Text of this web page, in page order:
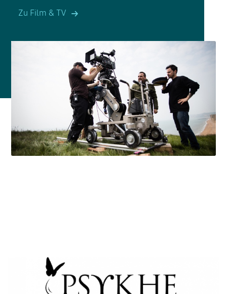
Zu Film & TV